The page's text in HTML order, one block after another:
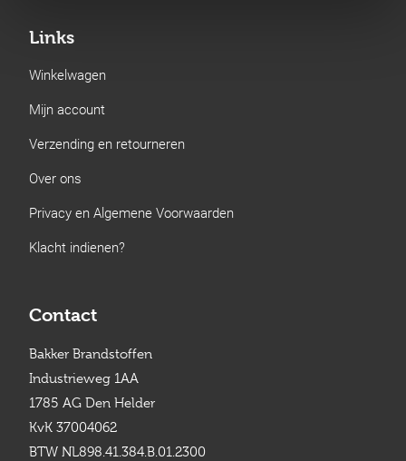
Links
Winkelwagen
Mijn account
Verzending en retourneren
Over ons
Privacy en Algemene Voorwaarden
Klacht indienen?
Contact
Bakker Brandstoffen
Industrieweg 1AA
1785 AG Den Helder
KvK 37004062
BTW NL898.41.384.B.01.2300